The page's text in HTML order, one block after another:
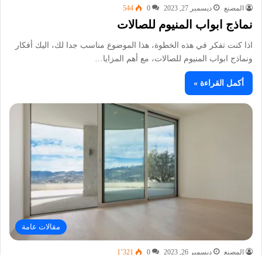
المصنع ديسمبر 27, 2023 0
544
نماذج ابواب المنيوم للصالات
اذا كنت تفكر في هذه الخطوة، هذا الموضوع مناسب جدا لك، اليك أفكار
ونماذج ابواب المنيوم للصالات، مع أهم المزايا…
أكمل القراءة »
مقالات عامة
المصنع ديسمبر 26, 2023 0 1٬321